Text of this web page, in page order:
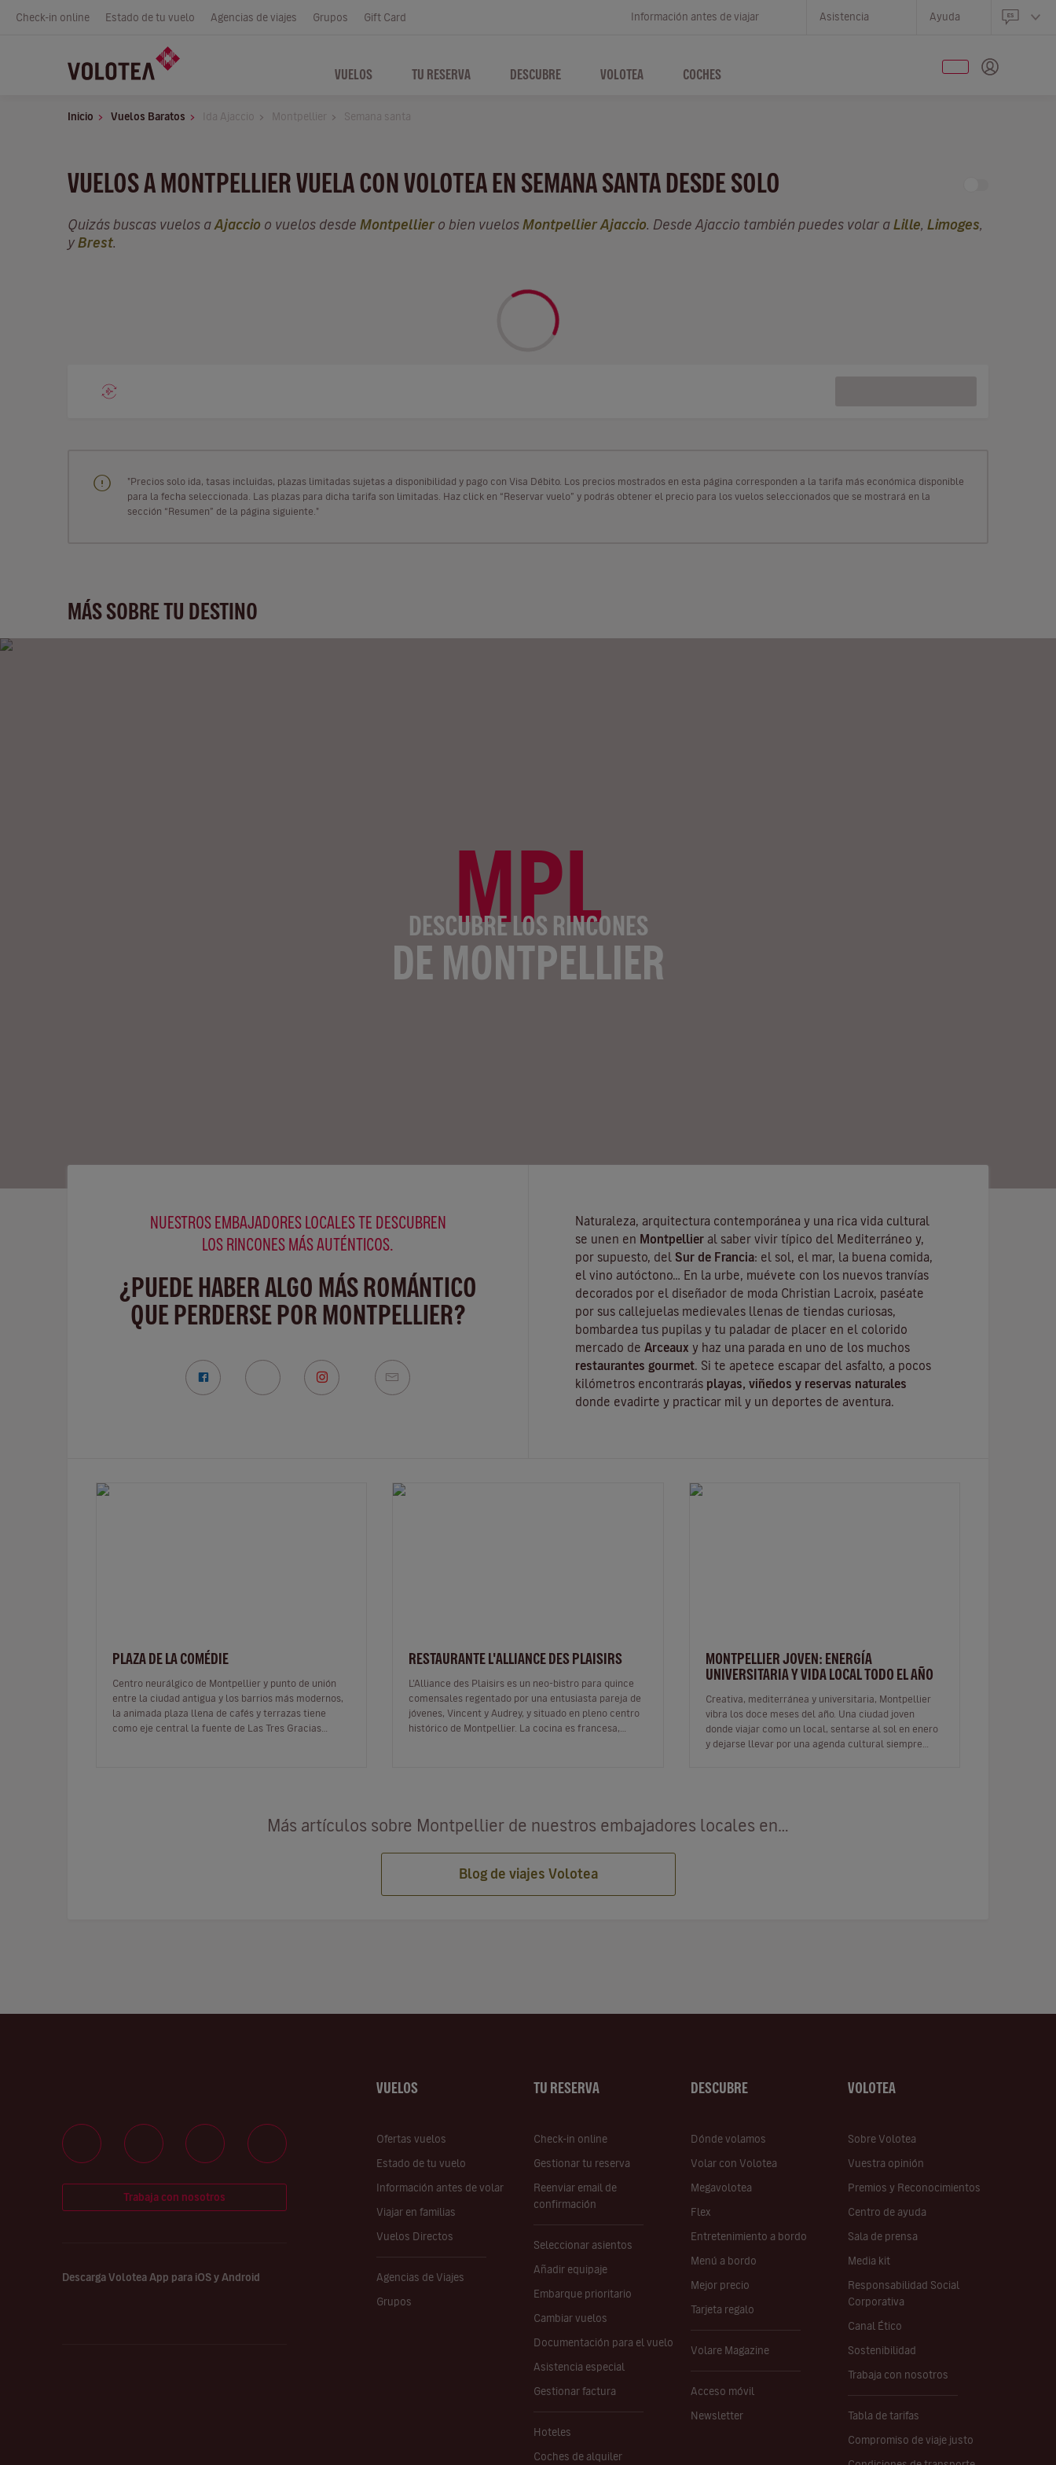
Check-in online Estado de tu vuelo Agencias de viajes Grupos Gift Card Información antes de viajar Asistencia Ayuda
VUELOS TU RESERVA DESCUBRE VOLOTEA COCHES
Inicio Vuelos Baratos Ida Ajaccio Montpellier Semana santa
VUELOS A MONTPELLIER VUELA CON VOLOTEA EN SEMANA SANTA DESDE SOLO
Quizás buscas vuelos a Ajaccio o vuelos desde Montpelliero bien vuelos Montpellier Ajaccio . Desde Ajaccio también puedes volar a Lille Limoges
y Brest
"Precios solo ida, tasas incluidas, plazas limitadas sujetas a disponibilidad y pago con Visa Débito. Los precios mostrados en esta página corresponden a la tarifa más económica disponible
para la fecha seleccionada. Las plazas para dicha tarifa son limitadas. Haz click en “Reservar vuelo” y podrás obtener el precio para los vuelos seleccionados que se mostrará en la
sección “Resumen” de la página siguiente."
MÁS SOBRE TU DESTINO
MPL
DESCUBRE LOS RINCONES
DE MONTPELLIER
NUESTROS EMBAJADORES LOCALES TE DESCUBREN
LOS RINCONES MÁS AUTÉNTICOS.
¿PUEDE HABER ALGO MÁS ROMÁNTICO
QUE PERDERSE POR MONTPELLIER?
Naturaleza, arquitectura contemporánea y una rica vida cultural
se unen en Montpellier al saber vivir típico del Mediterráneo y,
por supuesto, del Sur de Francia: el sol, el mar, la buena comida,
el vino autóctono… En la urbe, muévete con los nuevos tranvías
decorados por el diseñador de moda Christian Lacroix , paséate
por sus callejuelas medievales llenas de tiendas curiosas,
bombardea tus pupilas y tu paladar de placer en el colorido
mercado de Arceaux y haz una parada en uno de los muchos
restaurantes gourmet . Si te apetece escapar del asfalto, a pocos
kilómetros encontrarás playas, viñedos y reservas naturales
donde evadirte y practicar mil y un deportes de aventura.
PLAZA DE LA COMÉDIE
Centro neurálgico de Montpellier y punto de unión
entre la ciudad antigua y los barrios más modernos,
la animada plaza llena de cafés y terrazas tiene
como eje central la fuente de Las Tres Gracias
RESTAURANTE L'ALLIANCE DES PLAISIRS
L’Alliance des Plaisirs es un neo-bistro para quince
comensales regentado por una entusiasta pareja de
jóvenes, Vincent y Audrey, y situado en pleno centro
histórico de Montpellier. La cocina es francesa,
MONTPELLIER JOVEN: ENERGÍA
UNIVERSITARIA Y VIDA LOCAL TODO EL AÑO
Creativa, mediterránea y universitaria, Montpellier
vibra los doce meses del año. Una ciudad joven
donde viajar como un local, sentarse al sol en enero
y dejarse llevar por una agenda cultural siempre
Más artículos sobre Montpellier de nuestros embajadores locales en…
Blog de viajes Volotea
VUELOS
Ofertas vuelos
Estado de tu vuelo
Información antes de volar
Viajar en familias
Vuelos Directos
Agencias de Viajes
Grupos
TU RESERVA
Check-in online
Gestionar tu reserva
Reenviar email de
confirmación
Seleccionar asientos
Añadir equipaje
Embarque prioritario
Cambiar vuelos
Documentación para el vuelo
Asistencia especial
Gestionar factura
Hoteles
Coches de alquiler
DESCUBRE
Dónde volamos
Volar con Volotea
Megavolotea
Flex
Entretenimiento a bordo
Menú a bordo
Mejor precio
Tarjeta regalo
Volare Magazine
Acceso móvil
Newsletter
VOLOTEA
Sobre Volotea
Vuestra opinión
Premios y Reconocimientos
Centro de ayuda
Sala de prensa
Media kit
Responsabilidad Social
Corporativa
Canal Ético
Sostenibilidad
Trabaja con nosotros
Tabla de tarifas
Compromiso de viaje justo
Trabaja con nosotros
Descarga Volotea App para iOS y Android